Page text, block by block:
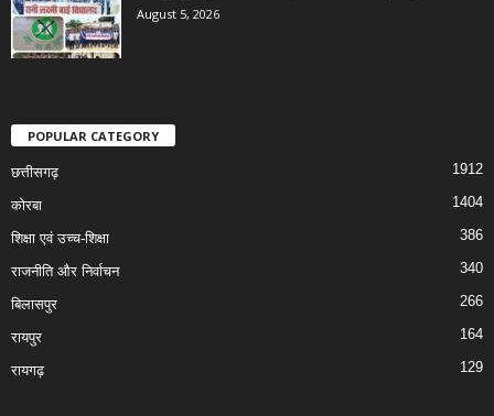
August 5, 2026
POPULAR CATEGORY
छत्तीसगढ़ 1912
कोरबा 1404
शिक्षा एवं उच्च-शिक्षा 386
राजनीति और निर्वाचन 340
बिलासपुर 266
रायपुर 164
रायगढ़ 129